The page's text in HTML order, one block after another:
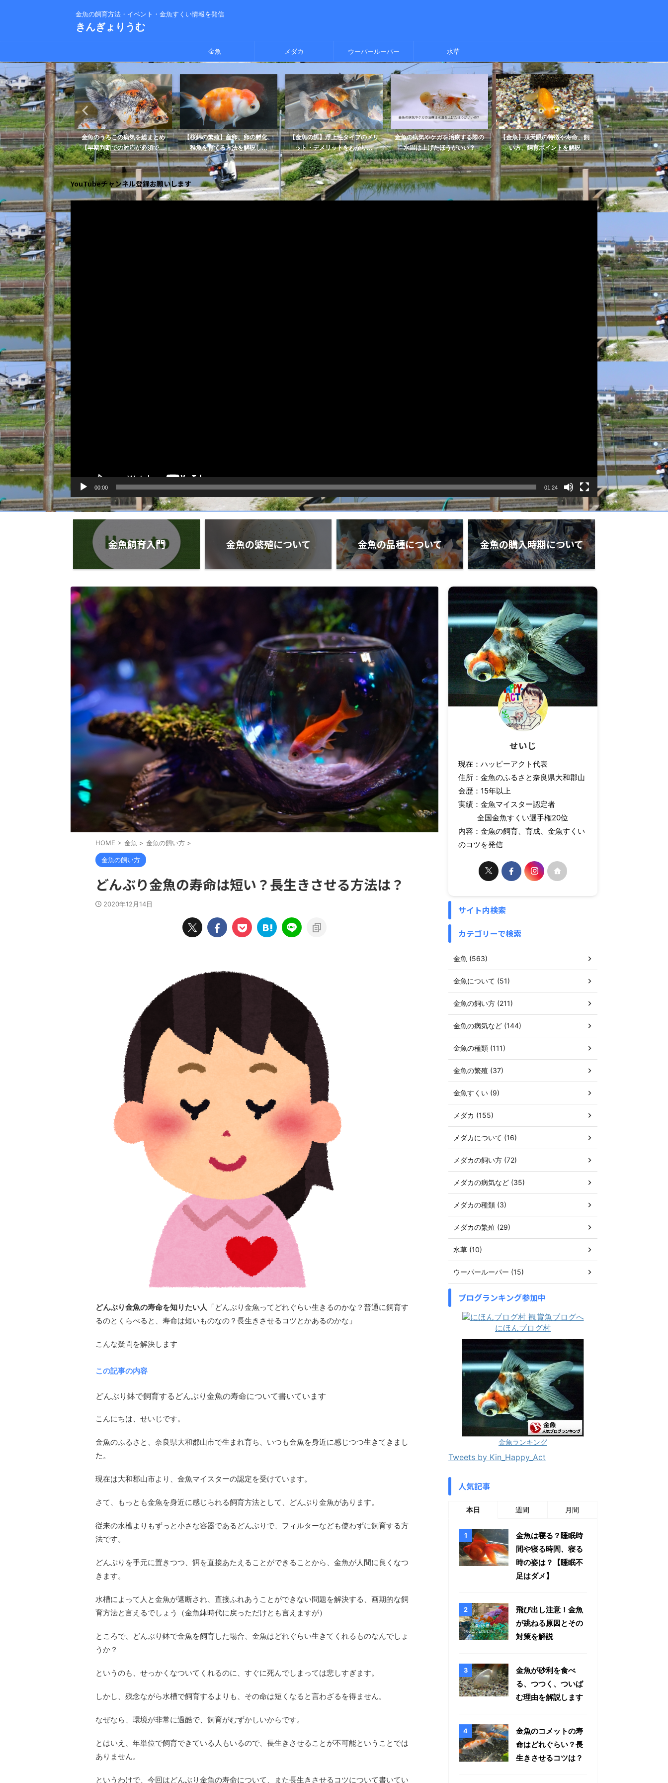
金魚の飼育方法・イベント・金魚すくい情報を発信
きんぎょりうむ
金魚 メダカ ウーパールーパー 水草
はいつから行われてい
歴史を解説します
金魚のうろこの病気を総まとめ
【早期判断での対応が必須で...
【桜錦の繁殖】産卵、卵の孵化、
稚魚を育てる方法を解説し...
【金魚の餌】浮上性タイプのメリ
ット・デメリットをわかり...
金魚の病気やケガを治療する際の
水温は上げたほうがいい？
【金魚】頂天眼の特徴や寿命、飼
い方、飼育ポイントを解説
金魚は人になつくって
の馴致性について解
YouTubeチャンネル登録お願いします
動
画
プ
レ
ー
ヤ
ー
00:00 01:24
金魚飼育入門 金魚の繁殖について 金魚の品種について 金魚の購入時期について
HOME > 金魚 > 金魚の飼い方 >
金魚の飼い方
どんぶり金魚の寿命は短い？長生きさせる方法は？
2020年12月14日
どんぶり金魚の寿命を知りたい人 「どんぶり金魚ってどれぐらい生きるのかな？普通に飼育す
るのとくらべると、寿命は短いものなの？長生きさせるコツとかあるのかな」
こんな疑問を解決します
この記事の内容
どんぶり鉢で飼育するどんぶり金魚の寿命について書いています
こんにちは、せいじです。
金魚のふるさと、奈良県大和郡山市で生まれ育ち、いつも金魚を身近に感じつつ生きてきまし
た。
現在は大和郡山市より、金魚マイスターの認定を受けています。
さて、もっとも金魚を身近に感じられる飼育方法として、どんぶり金魚があります。
従来の水槽よりもずっと小さな容器であるどんぶりで、フィルターなども使わずに飼育する方
法です。
どんぶりを手元に置きつつ、餌を直接あたえることができることから、金魚が人間に良くなつ
きます。
水槽によって人と金魚が遮断され、直接ふれあうことができない問題を解決する、画期的な飼
育方法と言えるでしょう（金魚鉢時代に戻っただけとも言えますが）
ところで、どんぶり鉢で金魚を飼育した場合、金魚はどれぐらい生きてくれるものなんでしょ
うか？
というのも、せっかくなついてくれるのに、すぐに死んでしまっては悲しすぎます。
しかし、残念ながら水槽で飼育するよりも、その命は短くなると言わざるを得ません。
なぜなら、環境が非常に過酷で、飼育がむずかしいからです。
とはいえ、年単位で飼育できている人もいるので、長生きさせることが不可能ということでは
ありません。
というわけで、今回はどんぶり金魚の寿命について、また長生きさせるコツについて書いてい
せいじ
現在：ハッピーアクト代表
住所：金魚のふるさと奈良県大和郡山
金歴：15年以上
実績：金魚マイスター認定者
全国金魚すくい選手権20位
内容：金魚の飼育、育成、金魚すくい
のコツを発信
サイト内検索
カテゴリーで検索
金魚 (563)
金魚について (51)
金魚の飼い方 (211)
金魚の病気など (144)
金魚の種類 (111)
金魚の繁殖 (37)
金魚すくい (9)
メダカ (155)
メダカについて (16)
メダカの飼い方 (72)
メダカの病気など (35)
メダカの種類 (3)
メダカの繁殖 (29)
水草 (10)
ウーパールーパー (15)
ブログランキング参加中
にほんブログ村
金魚ランキング
Tweets by Kin_Happy_Act
人気記事
本日 週間 月間
金魚は寝る？睡眠時
間や寝る時間、寝る
時の姿は？【睡眠不
足はダメ】
飛び出し注意！金魚
が跳ねる原因とその
対策を解説
金魚が砂利を食べ
る、つつく、ついば
む理由を解説します
金魚のコメットの寿
命はどれぐらい？長
生きさせるコツは？